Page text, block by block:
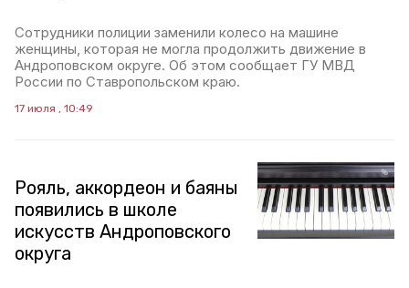
Сотрудники полиции заменили колесо на машине
женщины, которая не могла продолжить движение в
Андроповском округе. Об этом сообщает ГУ МВД
России по Ставропольском краю.
17 июля , 10:49
Рояль, аккордеон и баяны
появились в школе
искусств Андроповского
округа